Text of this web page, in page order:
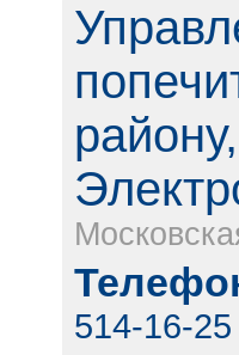
514-16-25